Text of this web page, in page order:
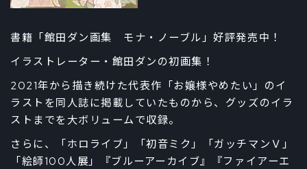
書籍「館田ダン画集 モナ・ノーブル」好評発売中！
イラストレーター・館田ダンの初画集！
2021年から描き続けた代表作「お嬢様やめたい」のイ
ラストを同人誌に掲載していたものから、グッズのイラ
ストまでを大ボリュームで収録。
さらに、「ホロライブ」「初音ミク」「ガッチマンＶ」
「絵師100人展」『ブルーアーカイブ』『ファイアーエ